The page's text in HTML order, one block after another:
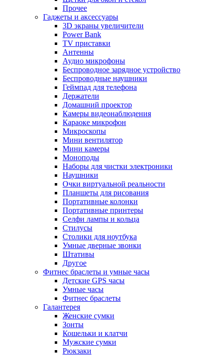
Прочее
Гаджеты и аксессуары
3D экраны увеличители
Power Bank
TV приставки
Антенны
Аудио микрофоны
Беспроводное зарядное устройство
Беспроводные наушники
Геймпад для телефона
Держатели
Домашний проектор
Камеры видеонаблюдения
Караоке микрофон
Микроскопы
Мини вентилятор
Мини камеры
Моноподы
Наборы для чистки электроники
Наушники
Очки виртуальной реальности
Планшеты для рисования
Портативные колонки
Портативные принтеры
Селфи лампы и кольца
Стилусы
Столики для ноутбука
Умные дверные звонки
Штативы
Другое
Фитнес браслеты и умные часы
Детские GPS часы
Умные часы
Фитнес браслеты
Галантерея
Женские сумки
Зонты
Кошельки и клатчи
Мужские сумки
Рюкзаки